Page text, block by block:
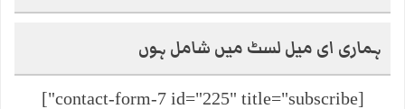
ہماری ای میل لسٹ میں شامل ہوں
[contact-form-7 id="225" title="subscribe"]